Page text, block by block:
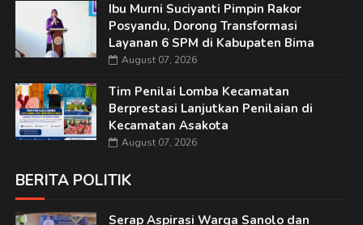
Ibu Murni Suciyanti Pimpin Rakor
Posyandu, Dorong Transformasi
Layanan 6 SPM di Kabupaten Bima
August 07, 2026
Tim Penilai Lomba Kecamatan
Berprestasi Lanjutkan Penilaian di
Kecamatan Asakota
August 07, 2026
BERITA POLITIK
Serap Aspirasi Warga Sanolo dan